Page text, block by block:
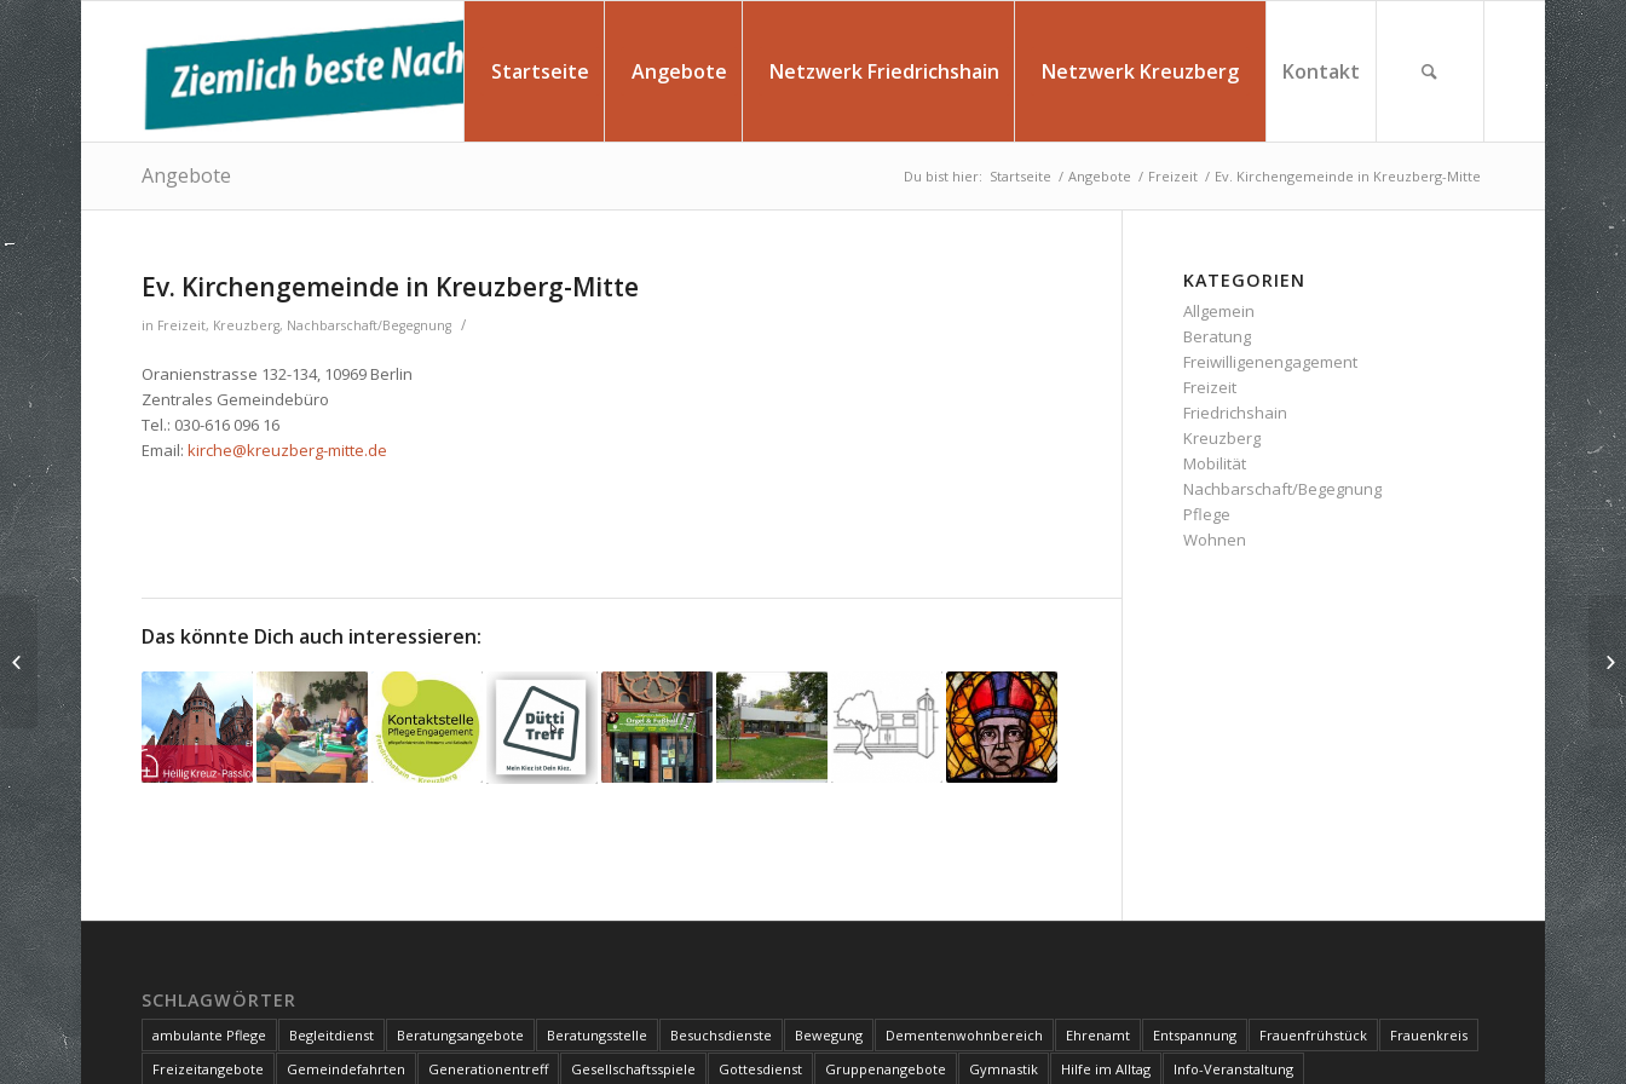
Startseite Angebote Netzwerk Friedrichshain Netzwerk Kreuzberg Kontakt
Angebote Du bist hier: Startseite / Angebote / Freizeit / Ev. Kirchengemeinde in Kreuzberg-Mitte
Ev. Kirchengemeinde in Kreuzberg-Mitte
in Freizeit, Kreuzberg, Nachbarschaft/Begegnung /
Oranienstrasse 132-134, 10969 Berlin
Zentrales Gemeindebüro
Tel.: 030-616 096 16
Email:kirche@kreuzberg-mitte.de
Das könnte Dich auch interessieren:
KATEGORIEN
Allgemein
Beratung
Freiwilligenengagement
Freizeit
Friedrichshain
Kreuzberg
Mobilität
Nachbarschaft/Begegnung
Pflege
Wohnen
SCHLAGWÖRTER
ambulante Pflege Begleitdienst Beratungsangebote Beratungsstelle Besuchsdienste Bewegung Dementenwohnbereich Ehrenamt Entspannung Frauenfrühstück
Frauenkreis
Freizeitangebote
Gemeindefahrten Generationentreff Gesellschaftsspiele Gottesdienst Gruppenangebote Gymnastik Hilfe im Alltag Info-Veranstaltung
Ev. Jesus Christus
Gemeinde